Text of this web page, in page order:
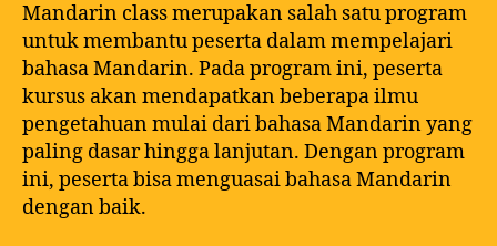
Mandarin class merupakan salah satu program
untuk membantu peserta dalam mempelajari
bahasa Mandarin. Pada program ini, peserta
kursus akan mendapatkan beberapa ilmu
pengetahuan mulai dari bahasa Mandarin yang
paling dasar hingga lanjutan. Dengan program
ini, peserta bisa menguasai bahasa Mandarin
dengan baik.